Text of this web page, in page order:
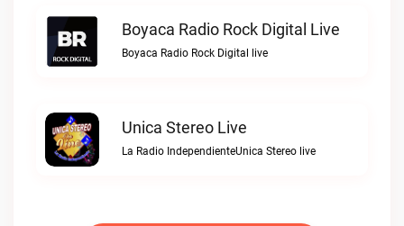
Boyaca Radio Rock Digital Live
Boyaca Radio Rock Digital live
Unica Stereo Live
La Radio IndependienteUnica Stereo live